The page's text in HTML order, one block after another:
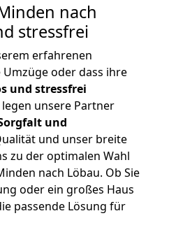
nach
stressfrei
erfahrenen
oder dass ihre
und stressfrei
unsere Partner
und
und unser breite
zu der optimalen Wahl
nach Löbau. Ob Sie
oder ein großes Haus
passende Lösung für